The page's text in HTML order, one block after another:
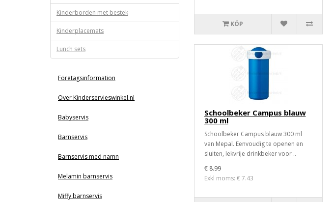
Kinderborden met bestek
Kinderplacemats
Lunch sets
Företagsinformation
Over Kinderservieswinkel.nl
Babyservis
Barnservis
Barnservis med namn
Melamin barnservis
Miffy barnservis
KÖP
Schoolbeker Campus blauw
300 ml
Schoolbeker Campus blauw 300 ml
van Mepal. Eenvoudig te openen en
sluiten, lekvrije drinkbeker voor ..
€ 8.99
Exkl moms: € 7.43